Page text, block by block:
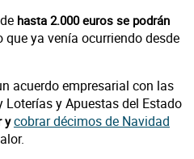
hasta 2.000 euros se podrán
que ya venía ocurriendo desde
acuerdo empresarial con las
y Apuestas del Estado
ycobrar décimos de Navidad